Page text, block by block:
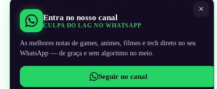
×
Entra no nosso canal
CULPA DO LAG NO WHATSAPP
As melhores notas de games, animes, filmes e tech direto no seu
WhatsApp — de graça e sem algoritmo no meio.
Seguir no canal